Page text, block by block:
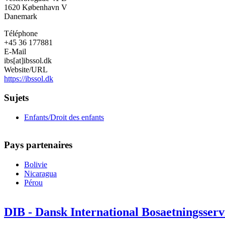
1620 København V
Danemark
Téléphone
+45 36 177881
E-Mail
ibs[at]ibssol.dk
Website/URL
https://ibssol.dk
Sujets
Enfants/Droit des enfants
Pays partenaires
Bolivie
Nicaragua
Pérou
DIB - Dansk International